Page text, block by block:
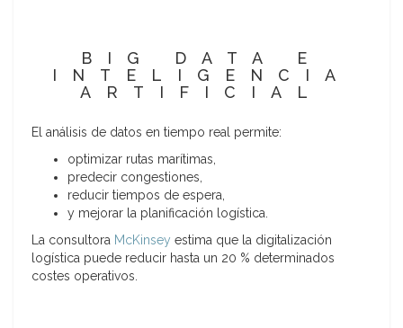
BIG DATA E
INTELIGENCIA
ARTIFICIAL
El análisis de datos en tiempo real permite:
optimizar rutas marítimas,
predecir congestiones,
reducir tiempos de espera,
y mejorar la planificación logística.
La consultora McKinsey estima que la digitalización
logística puede reducir hasta un 20 % determinados
costes operativos.